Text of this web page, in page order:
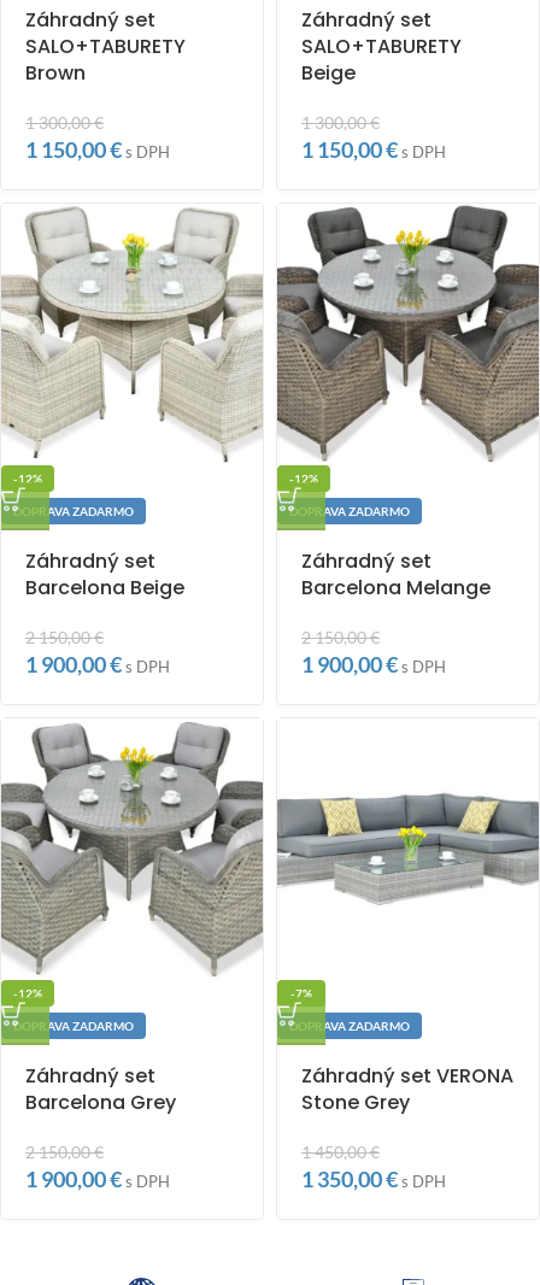
Záhradný set
SALO+TABURETY
Brown
1 300,00€
1 150,00€s DPH
Záhradný set
SALO+TABURETY
Beige
1 300,00€
1 150,00€s DPH
-12%
DOPRAVA ZADARMO
Záhradný set
Barcelona Beige
2 150,00€
1 900,00€s DPH
-12%
DOPRAVA ZADARMO
Záhradný set
Barcelona Melange
2 150,00€
1 900,00€s DPH
-12%
DOPRAVA ZADARMO
Záhradný set
Barcelona Grey
2 150,00€
1 900,00€s DPH
-7%
DOPRAVA ZADARMO
Záhradný set VERONA
Stone Grey
1 450,00€
1 350,00€s DPH